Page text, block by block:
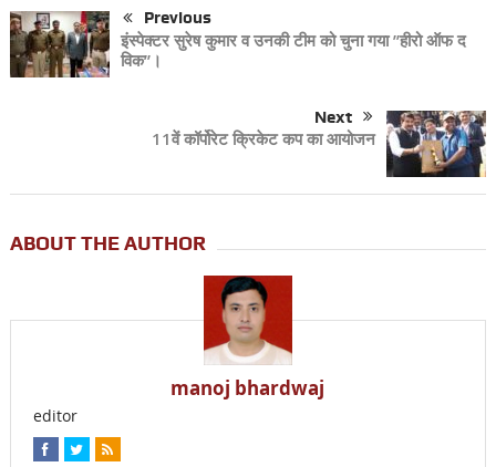
Previous
इंस्पेक्टर सुरेष कुमार व उनकी टीम को चुना गया ’’हीरो ऑफ द
विक’’।
Next
11वें कॉर्पोरेट क्रिकेट कप का आयोजन
ABOUT THE AUTHOR
manoj bhardwaj
editor